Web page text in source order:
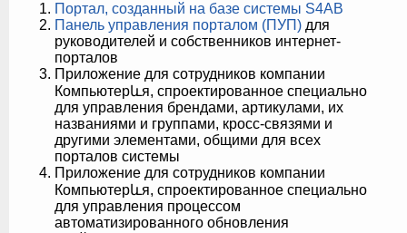
Портал, созданный на базе системы S4AB
Панель управления порталом (ПУП) для
руководителей и собственников интернет-
порталов
Приложение для сотрудников компании
Компьютерևя, спроектированное специально
для управления брендами, артикулами, их
названиями и группами, кросс-связями и
другими элементами, общими для всех
порталов системы
Приложение для сотрудников компании
Компьютерևя, спроектированное специально
для управления процессом
автоматизированного обновления